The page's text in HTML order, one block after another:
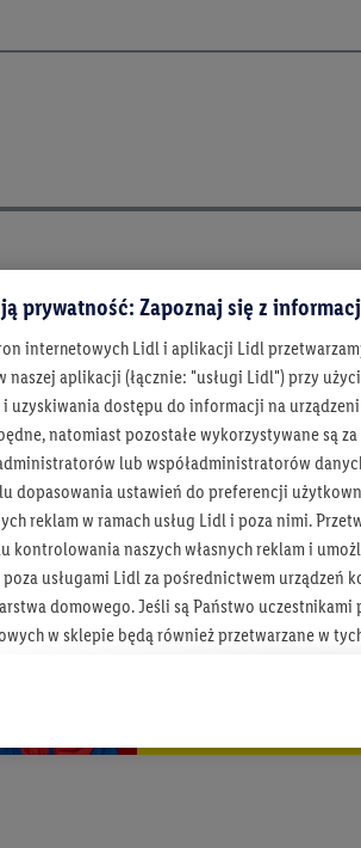
prywatność: Zapoznaj się z
internetowych Lidl i aplikacji Lidl
naszej aplikacji (łącznie: "usługi Lidl") przy
uzyskiwania dostępu do informacji na
natomiast pozostałe wykorzystywane są
lub współadministratorów
dopasowania ustawień do preferencji
reklam w ramach usług Lidl i poza nimi.
kontrolowania naszych własnych reklam i
usługami Lidl za pośrednictwem urządzeń
domowego. Jeśli są Państwo
w sklepie będą również przetwarzane w
jako
reklam opiera się na